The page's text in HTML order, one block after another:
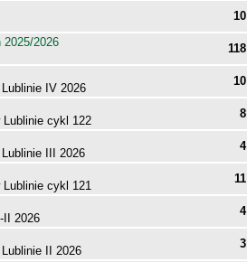
10
2026
118
IV 2026
10
Lublinie cykl 122
8
III 2026
4
Lublinie cykl 121
11
II 2026
4
II 2026
3